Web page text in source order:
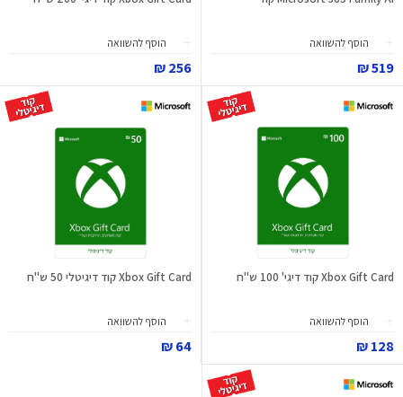
הוסף להשוואה
519 ₪
הוסף להשוואה
256 ₪
Xbox Gift Card קוד דיגי' 100 ש"ח
הוסף להשוואה
128 ₪
Xbox Gift Card קוד דיגיטלי 50 ש"ח
הוסף להשוואה
64 ₪